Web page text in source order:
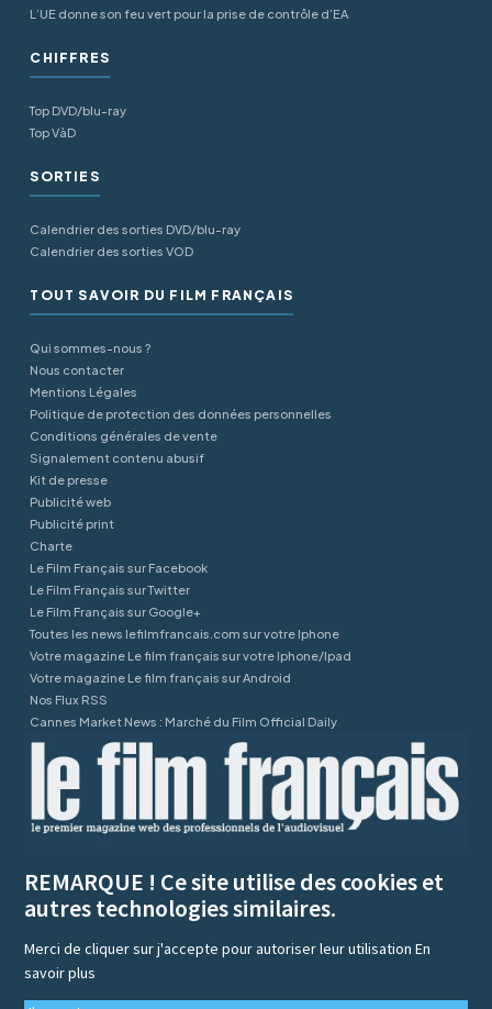
L’UE donne son feu vert pour la prise de contrôle d’EA
CHIFFRES
Top DVD/blu-ray
Top VàD
SORTIES
Calendrier des sorties DVD/blu-ray
Calendrier des sorties VOD
TOUT SAVOIR DU FILM FRANÇAIS
Qui sommes-nous ?
Nous contacter
Mentions Légales
Politique de protection des données personnelles
Conditions générales de vente
Signalement contenu abusif
Kit de presse
Publicité web
Publicité print
Charte
Le Film Français sur Facebook
Le Film Français sur Twitter
Le Film Français sur Google+
Toutes les news lefilmfrancais.com sur votre Iphone
Votre magazine Le film français sur votre Iphone/Ipad
Votre magazine Le film français sur Android
Nos Flux RSS
Cannes Market News : Marché du Film Official Daily
REMARQUE ! Ce site utilise des cookies et
autres technologies similaires.
Merci de cliquer sur j'accepte pour autoriser leur utilisationEn
savoir plus